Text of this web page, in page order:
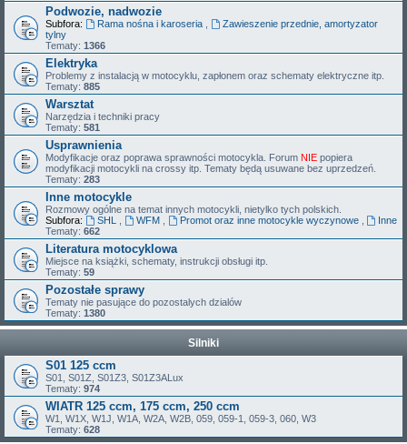
Podwozie, nadwozie
Subfora: Rama nośna i karoseria
Zawieszenie przednie, amortyzator
tylny
Tematy: 1366
Elektryka
Problemy z instalacją w motocyklu, zapłonem oraz schematy elektryczne itp.
Tematy: 885
Warsztat
Narzędzia i techniki pracy
Tematy: 581
Usprawnienia
Modyfikacje oraz poprawa sprawności motocykla. Forum NIE popiera
modyfikacji motocykli na crossy itp. Tematy będą usuwane bez uprzedzeń.
Tematy: 283
Inne motocykle
Rozmowy ogólne na temat innych motocykli, nietylko tych polskich.
Subfora:
SHL WFM Promot oraz inne motocykle wyczynowe
Inne
Tematy: 662
Literatura motocyklowa
Miejsce na książki, schematy, instrukcji obsługi itp.
Tematy: 59
Pozostałe sprawy
Tematy nie pasujące do pozostalych dzialów
Tematy: 1380
Silniki
S01 125 ccm
S01, S01Z, S01Z3, S01Z3ALux
Tematy: 974
WIATR 125 ccm, 175 ccm, 250 ccm
W1, W1X, W1J, W1A, W2A, W2B, 059, 059-1, 059-3, 060, W3
Tematy: 628